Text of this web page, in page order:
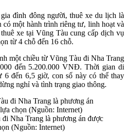
đình đông người, thuê xe du lịch là
một hành trình riêng tư, linh hoạt và
xe tại Vũng Tàu cung cấp dịch vụ
từ 4 chỗ đến 16 chỗ.
một chiều từ Vũng Tàu đi Nha Trang
đến 5.200.000 VNĐ. Thời gian di
6 đến 6,5 giờ, con số này có thể thay
nghỉ và tình trạng giao thông.
Nha Trang là phương án được
(Nguồn: Internet)